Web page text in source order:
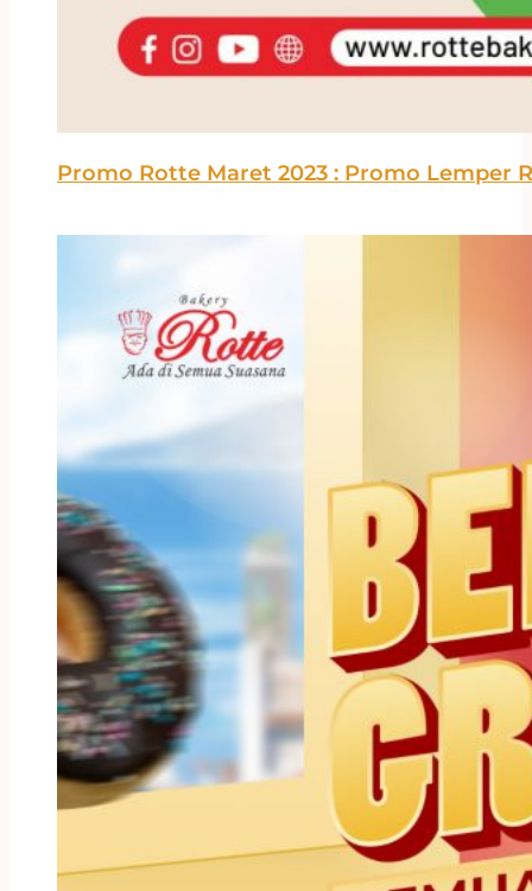
Promo Rotte Maret 2023 : Promo Lemper